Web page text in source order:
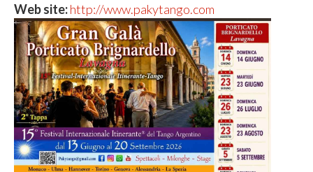
Web site:http://www.pakytango.com